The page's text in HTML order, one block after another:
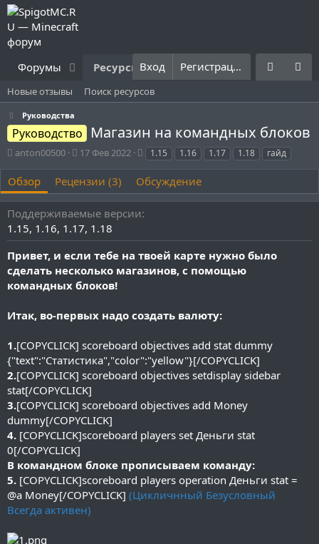
Форумы Ресурсы Что нового? Правила
Вход Регистрация
Новые отзывы Поиск ресурсов
Руководства
Руководство Магазин на командных блоков
А
т
о
р
anton00500
Д
т
а
с
о
з
д
а
н
и
я
17 Фев 2022
Т
г
и
1.15 1.16 1.17 1.18 гайд
Обзор Рецензии (3) Обсуждение
Поддерживаемые версии
1.15 1.16 1.17 1.18
Привет, и если тебе на твоей карте нужно было
сделать несколько магазинов, с помощью
командных блоков!
Итак, во-первых надо создать валюту:
1.[COPYCLICK] scoreboard objectives add stat dummy
{"text":"Статистика","color":"yellow"}[/COPYCLICK]
2.[COPYCLICK] scoreboard objectives setdisplay sidebar
stat[/COPYCLICK]
3.[COPYCLICK] scoreboard objectives add Money
dummy[/COPYCLICK]
4. [COPYCLICK]scoreboard players set Деньги stat
0[/COPYCLICK]
В командном блоке прописываем команду:
5. [COPYCLICK]scoreboard players operation Деньги stat =
@a Money[/COPYCLICK] (Цикличнный Безусловный
Всегда активен)